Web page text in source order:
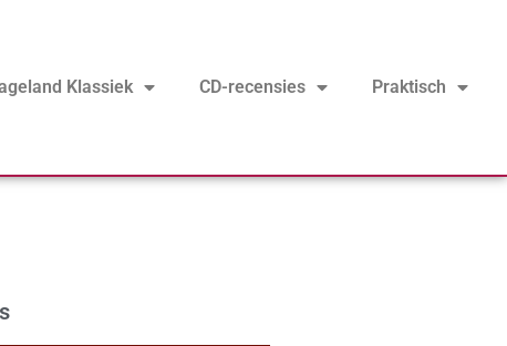
Klassiek CD-recensies Praktisch